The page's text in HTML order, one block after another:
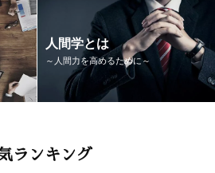
人間学とは
～人間力を高めるために～
ランキング